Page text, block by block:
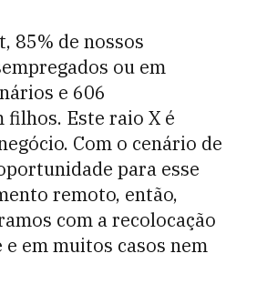
85% de nossos
ou em
e 606
filhos. Este raio X é
Com o cenário de
para esse
remoto, então,
com a recolocação
em muitos casos nem